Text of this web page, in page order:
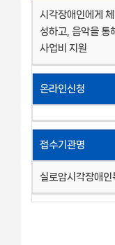
시각장애인에게
성하고, 음악을 통
사업비 지원
온라인신청
접수기관명
실로암시각장애인